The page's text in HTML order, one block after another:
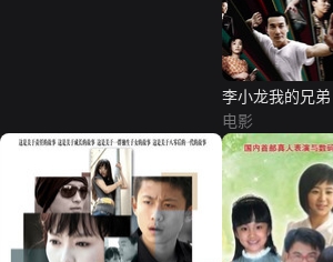
李小龙我的兄弟
电影